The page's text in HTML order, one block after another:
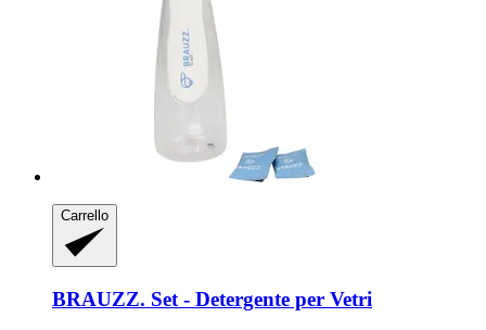
Carrello
BRAUZZ. Set -​ Detergente per Vetri